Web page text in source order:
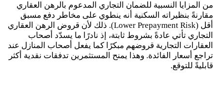
من المزايا النسبية للضمان التجاري المدعوم بالرهن العقاري
مقارنةً بنظيراته السكنية أنه ينطوي على مخاطر دفع مسبق
أقل .(Lower Prepayment Risk) ذلك لأن قروض الرهن العقاري
التجاري تأتي عادةً بشروط ثابتة، إذ نادرًا ما يسدّد أصحاب
العقارات التجارية قروضهم مبكرًا كما يفعل أصحاب المنازل عند
تراجع أسعار الفائدة. وهذا يمنح المستثمرين تدفقات نقدية أكثر
قابليةً للتوقع.